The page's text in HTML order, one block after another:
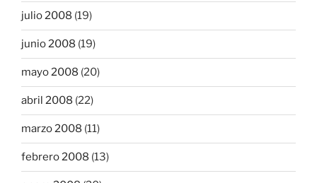
julio 2008 (19)
junio 2008 (19)
mayo 2008 (20)
abril 2008 (22)
marzo 2008 (11)
febrero 2008 (13)